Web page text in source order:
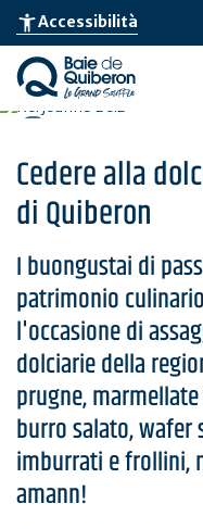
Skip
main
content
accessibility_newAccessibilità
Cedere alla
di Quiberon
I buongustai di
patrimonio
l'occasione di
dolciarie della
prugne,
burro salato,
imburrati e frollini,
amann!